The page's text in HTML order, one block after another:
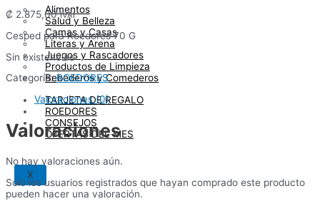
Alimentos
Salud y Belleza
Camas y Casas
Literas y Arena
Juegos y Rascadores
Productos de Limpieza
Bebederos y Comederos
TARJETA DE REGALO
ROEDORES
CONSEJOS
OFERTAS DEL MES
X
₡ 2.875,00 IVAI
Cesped para Roedores 70 G
Sin existencias
Categoría:ROEDORES
Valoraciones (0)
Valoraciones
No hay valoraciones aún.
Solo los usuarios registrados que hayan comprado este producto
pueden hacer una valoración.